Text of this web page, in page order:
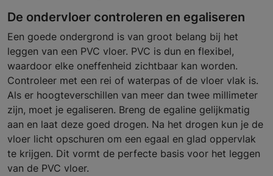
De ondervloer controleren en egaliseren
Een goede ondergrond is van groot belang bij het
leggen van een PVC vloer. PVC is dun en flexibel,
waardoor elke oneffenheid zichtbaar kan worden.
Controleer met een rei of waterpas of de vloer vlak is.
Als er hoogteverschillen van meer dan twee millimeter
zijn, moet je egaliseren. Breng de egaline gelijkmatig
aan en laat deze goed drogen. Na het drogen kun je de
vloer licht opschuren om een egaal en glad oppervlak
te krijgen. Dit vormt de perfecte basis voor het leggen
van de PVC vloer.